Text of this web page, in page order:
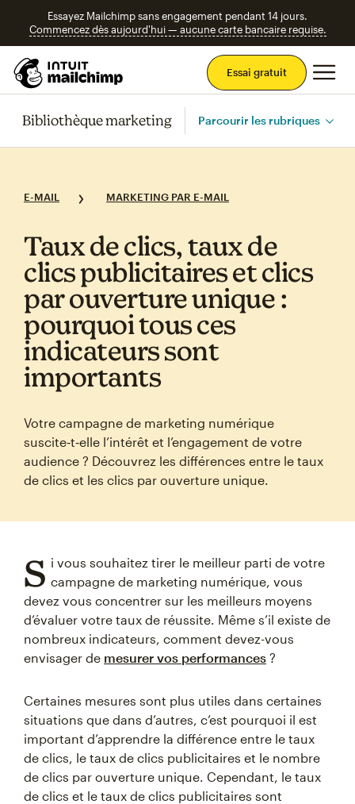
Essayez Mailchimp sans engagement pendant 14 jours.
Commencez dès aujourd'hui — aucune carte bancaire requise.
Essai gratuit
Bibliothèque marketing Parcourir les rubriques
E-MAIL MARKETING PAR E-MAIL
Taux de clics, taux de
clics publicitaires et clics
par ouverture unique :
pourquoi tous ces
indicateurs sont
importants
Votre campagne de marketing numérique
suscite‑t‑elle l’intérêt et l’engagement de votre
audience ? Découvrez les différences entre le taux
de clics et les clics par ouverture unique.
S i vous souhaitez tirer le meilleur parti de votre
campagne de marketing numérique, vous
devez vous concentrer sur les meilleurs moyens
d’évaluer votre taux de réussite. Même s’il existe de
nombreux indicateurs, comment devez-vous
envisager de mesurer vos performances ?
Certaines mesures sont plus utiles dans certaines
situations que dans d’autres, c’est pourquoi il est
important d’apprendre la différence entre le taux
de clics, le taux de clics publicitaires et le nombre
de clics par ouverture unique. Cependant, le taux
de clics et le taux de clics publicitaires sont